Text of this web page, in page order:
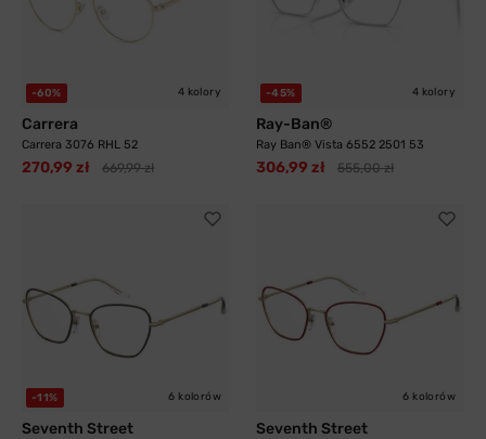
-60% 4 kolory
Carrera
Carrera 3076 RHL 52
270,99 zł 669,99 zł
-45% 4 kolory
Ray-Ban®
Ray Ban® Vista 6552 2501 53
306,99 zł 555,00 zł
-11% 6 kolorów
Seventh Street
6 kolorów
Seventh Street